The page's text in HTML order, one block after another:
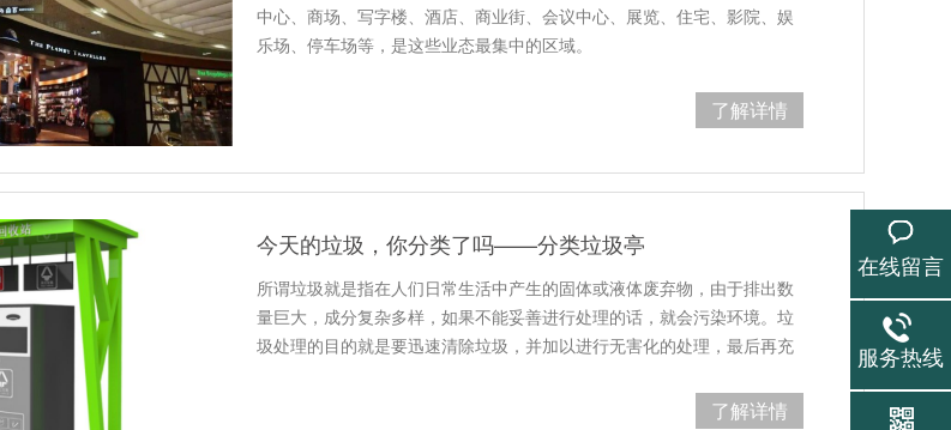
中心、商场、写字楼、酒店、商业街、会议中心、展览、住宅、影院、娱
乐场、停车场等，是这些业态最集中的区域。
了解详情
今天的垃圾，你分类了吗——分类垃圾亭
所谓垃圾就是指在人们日常生活中产生的固体或液体废弃物，由于排出数
量巨大，成分复杂多样，如果不能妥善进行处理的话，就会污染环境。垃
圾处理的目的就是要迅速清除垃圾，并加以进行无害化的处理，最后再充
了解详情
在线留言
服务热线